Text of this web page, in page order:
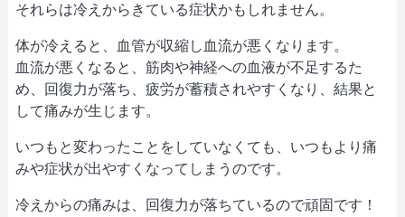
それらは冷えからきている症状かもしれません。
体が冷えると、血管が収縮し血流が悪くなります。
血流が悪くなると、筋肉や神経への血液が不足するた
め、回復力が落ち、疲労が蓄積されやすくなり、結果と
して痛みが生じます。
いつもと変わったことをしていなくても、いつもより痛
みや症状が出やすくなってしまうのです。
冷えからの痛みは、回復力が落ちているので頑固です！